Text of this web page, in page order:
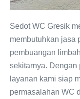
di
Sedot WC Gresik
membutuhkan jasa
pembuangan
sekitarnya. Dengan
layanan kami siap
permasalahan WC